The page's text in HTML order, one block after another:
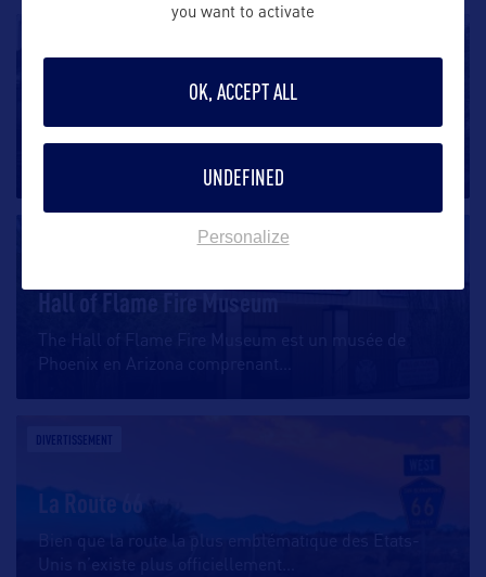
Grand Canyon Railway
Embarquez pour une aventure inoubliable à bord du
Hall of Flame Fire Museum
The Hall of Flame Fire Museum est un musée de
Phoenix en Arizona comprenant
DIVERTISSEMENT
La Route 66
Bien que la route la plus emblématique des Etats-
Unis n’existe plus officiellement
you want to activate
OK, ACCEPT ALL
UNDEFINED
Personalize